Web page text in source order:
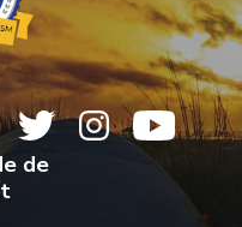
de